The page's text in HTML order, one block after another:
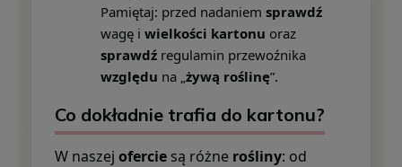
Pamiętaj: przed nadaniem sprawdź
wagę i wielkości kartonu oraz
sprawdź regulamin przewoźnika
względu na „żywą roślinę”.
Co dokładnie trafia do kartonu?
W naszej ofercie są różne rośliny: od